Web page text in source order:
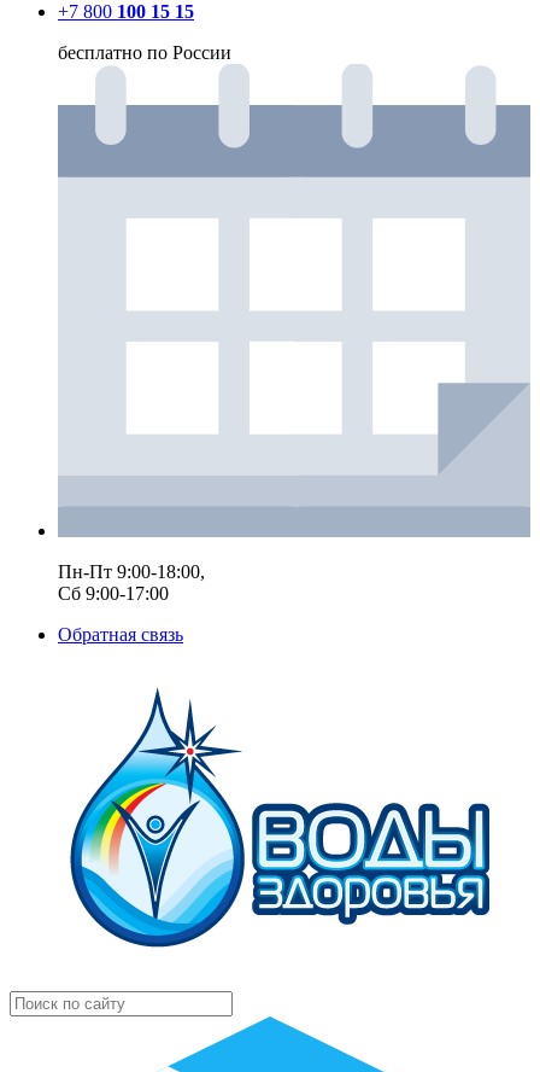
+7 800 100 15 15
бесплатно по России
Пн-Пт 9:00-18:00,
Сб 9:00-17:00
Обратная связь